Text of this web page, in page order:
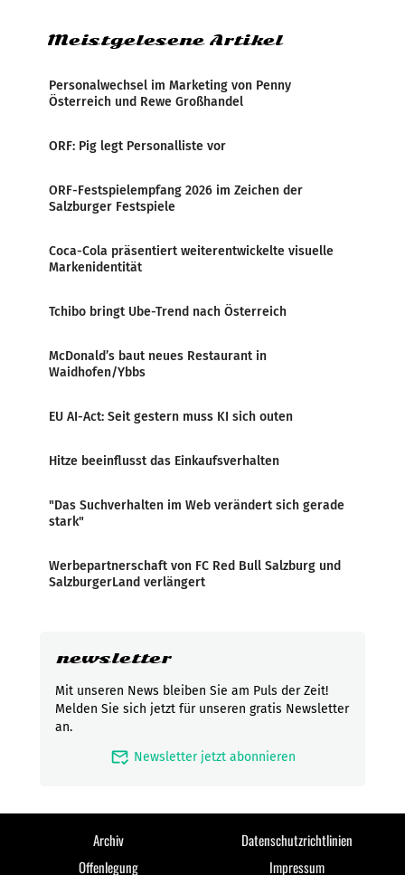
Meistgelesene Artikel
Personalwechsel im Marketing von Penny
Österreich und Rewe Großhandel
ORF: Pig legt Personalliste vor
ORF-Festspielempfang 2026 im Zeichen der
Salzburger Festspiele
Coca-Cola präsentiert weiterentwickelte visuelle
Markenidentität
Tchibo bringt Ube-Trend nach Österreich
McDonald’s baut neues Restaurant in
Waidhofen/Ybbs
EU AI-Act: Seit gestern muss KI sich outen
Hitze beeinflusst das Einkaufsverhalten
"Das Suchverhalten im Web verändert sich gerade
stark"
Werbepartnerschaft von FC Red Bull Salzburg und
SalzburgerLand verlängert
newsletter
Mit unseren News bleiben Sie am Puls der Zeit!
Melden Sie sich jetzt für unseren gratis Newsletter
an.
mark_email_read Newsletter jetzt abonnieren
Archiv
Datenschutzrichtlinien
Offenlegung
Impressum